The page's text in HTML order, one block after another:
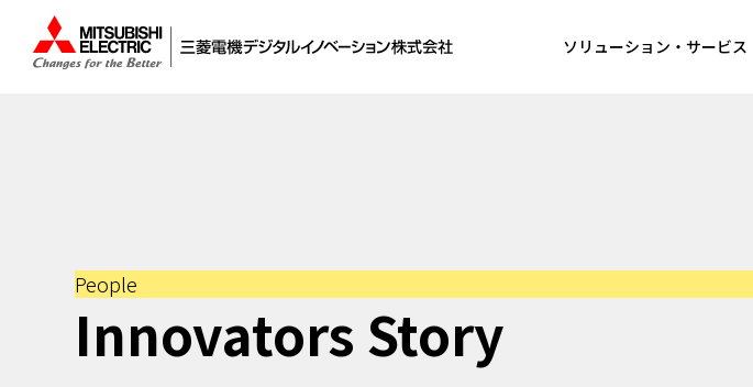
ソリューション・サービス
三菱電機デジタルイノベーション株式会社 採用情報
採用情報トップページ
仕事を知る
求める人財像
Innovators Movie（coming soon）
ひらめきノート
People
Innovators Story